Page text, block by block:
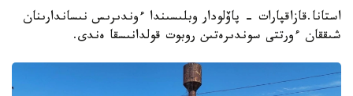
استانا.قازاقپارات - پاۆلودار وبلىسىندا ءوندىرىس نىساندارىنان
شىققان ءورتتى سوندىرەتىن روبوت قولدانىسقا ەندى.